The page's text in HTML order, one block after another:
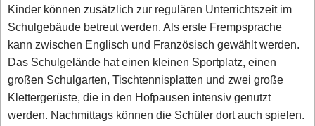
Kinder können zusätzlich zur regulären Unterrichtszeit im
Schulgebäude betreut werden. Als erste Frempsprache
kann zwischen Englisch und Französisch gewählt werden.
Das Schulgelände hat einen kleinen Sportplatz, einen
großen Schulgarten, Tischtennisplatten und zwei große
Klettergerüste, die in den Hofpausen intensiv genutzt
werden. Nachmittags können die Schüler dort auch spielen.